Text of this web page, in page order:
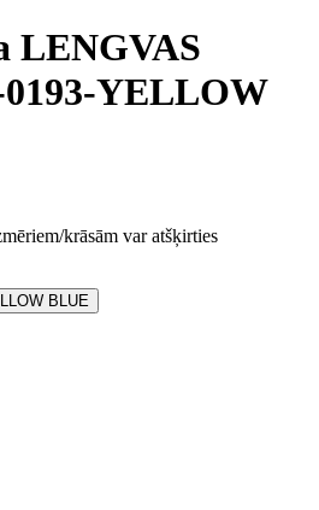
LENGVAS
YELLOW
krāsām var atšķirties
BLUE